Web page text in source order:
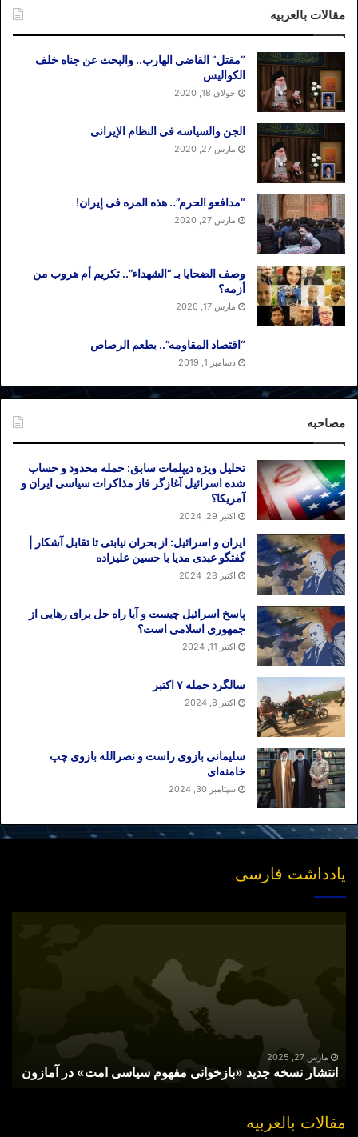
مقالات بالعربیه
“مقتل” القاضی الهارب.. والبحث عن جناه خلف
الکوالیس
جولای 18, 2020
الجن والسیاسه فی النظام اﻹیرانی
مارس 27, 2020
“مدافعو الحرم”.. هذه المره فی إیران!
مارس 27, 2020
وصف الضحایا بـ “الشهداء”.. تکریم أم هروب من
أزمه؟
مارس 17, 2020
“اقتصاد المقاومه”.. بطعم الرصاص
دسامبر 1, 2019
مصاحبه
تحلیل ویژه دیپلمات سابق: حمله محدود و حساب
شده اسرائیل آغازگر فاز مذاکرات سیاسی ایران و
آمریکا؟
اکتبر 29, 2024
ایران و اسرائیل: از بحران نیابتی تا تقابل آشکار |
گفتگو عبدی مدیا با حسین علیزاده
اکتبر 28, 2024
پاسخ اسرائیل چیست و آیا راه حل برای رهایی از
جمهوری اسلامی است؟
اکتبر 11, 2024
سالگرد حمله ۷ اکتبر
اکتبر 8, 2024
سلیمانی بازوی راست و نصرالله بازوی چپ
خامنه‌ای
سپتامبر 30, 2024
یادداشت فارسی
آمازونمارس 27, 2025
انتشار نسخه جدید «بازخوانی مفهوم سیاسی امت» در آمازون
مقالات بالعربیه